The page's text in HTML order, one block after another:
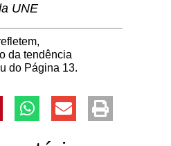
UNE
da tendência
do Página 13.